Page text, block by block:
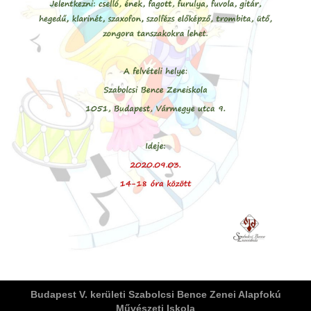
Területi Válogatója
Budapest V. kerületi Szabolcsi Bence Zenei Alapfokú
Művészeti Iskola